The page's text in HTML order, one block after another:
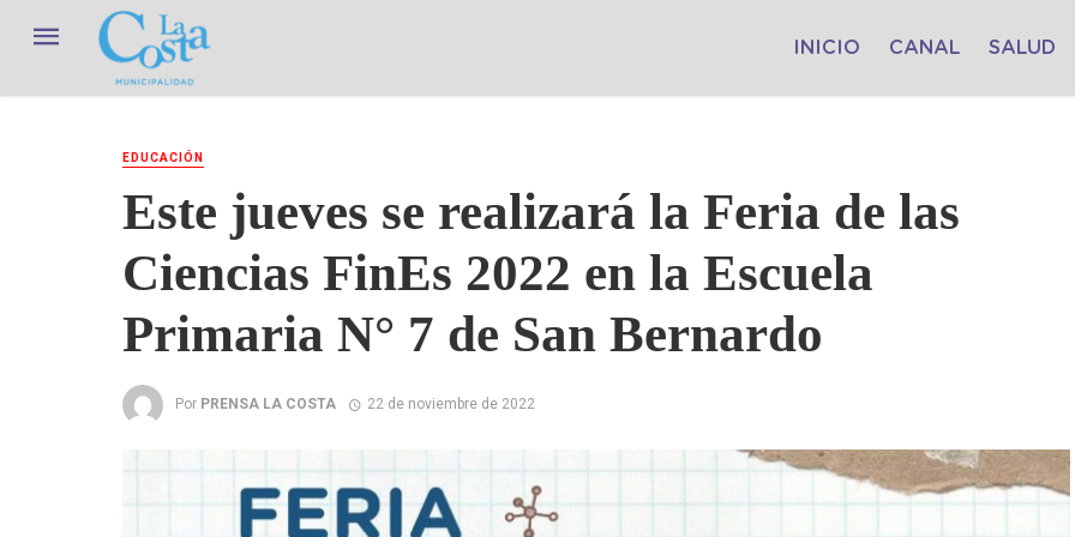
INICIO CANAL SALUD
EDUCACIÓN
Este jueves se realizará la Feria de las
Ciencias FinEs 2022 en la Escuela
Primaria N° 7 de San Bernardo
Por PRENSA LA COSTA 22 de noviembre de 2022